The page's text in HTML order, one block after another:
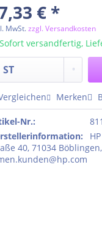
€ *
MwSt.zzgl. Versandkosten
Sofort versandfertig,
Merken
Nr.:
:
40, 71034